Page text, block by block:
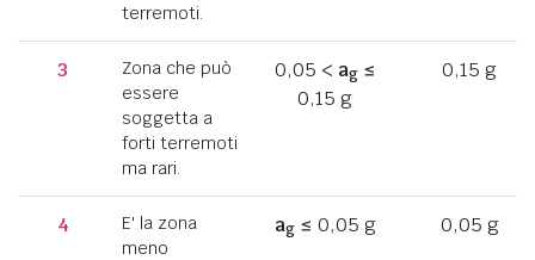
terremoti.
3
Zona che può
essere
soggetta a
forti terremoti
ma rari.
0,05 < ag≤
0,15 g
0,15 g
4
E' la zona
meno
ag≤ 0,05 g 0,05 g